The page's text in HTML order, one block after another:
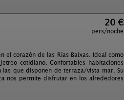
20 €
pers/noche
el corazón de las Rías Baixas. Ideal como
cotidiano. Confortables habitaciones
que disponen de terraza/vista mar. Su
nos permite disfrutar en los alrededores